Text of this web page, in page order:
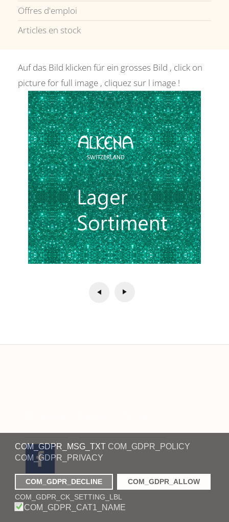
COM_GDPR_MSG_TXT COM_GDPR_POLICY
COM_GDPR_PRIVACY
COM_GDPR_DECLINE
COM_GDPR_ALLOW
COM_GDPR_CK_SETTING_LBL
COM_GDPR_CAT1_NAME
Offres d'emploi
Articles en stock
Auf das Bild klicken für ein grosses Bild , click on
picture for full image , cliquez sur l image !